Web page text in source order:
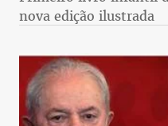
nova edição ilustrada